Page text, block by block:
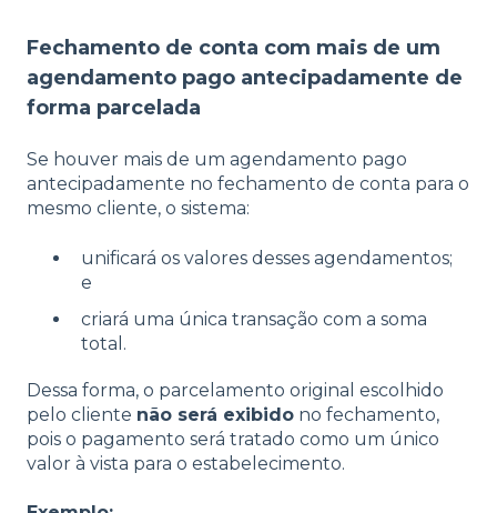
Fechamento de conta com mais de um
agendamento pago antecipadamente de
forma parcelada
Se houver mais de um agendamento pago
antecipadamente no fechamento de conta para o
mesmo cliente, o sistema:
unificará os valores desses agendamentos;
e
criará uma única transação com a soma
total.
Dessa forma, o parcelamento original escolhido
pelo cliente não será exibido no fechamento,
pois o pagamento será tratado como um único
valor à vista para o estabelecimento.